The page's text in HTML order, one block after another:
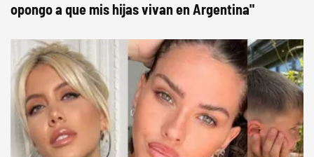
opongo a que mis hijas vivan en Argentina"